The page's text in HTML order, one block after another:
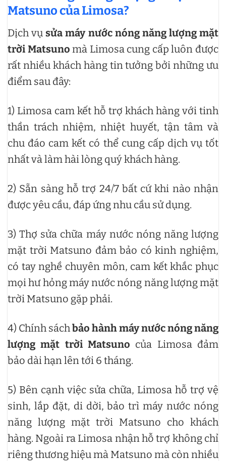
Matsuno của Limosa?
Dịch vụsửa máy nước nóng năng lượng mặt
trời Matsuno mà Limosa cung cấp luôn được
rất nhiều khách hàng tin tưởng bởi những ưu
điểm sau đây:
1) Limosa cam kết hỗ trợ khách hàng với tinh
thần trách nhiệm, nhiệt huyết, tận tâm và
chu đáo cam kết có thể cung cấp dịch vụ tốt
nhất và làm hài lòng quý khách hàng.
2) Sẵn sàng hỗ trợ 24/7 bất cứ khi nào nhận
được yêu cầu, đáp ứng nhu cầu sử dụng.
3) Thợ sửa chữa máy nước nóng năng lượng
mặt trời Matsuno đảm bảo có kinh nghiệm,
có tay nghề chuyên môn, cam kết khắc phục
mọi hư hỏng máy nước nóng năng lượng mặt
trời Matsuno gặp phải.
4) Chính sách bảo hành máy nước nóng năng
lượng mặt trời Matsuno của Limosa đảm
bảo dài hạn lên tới 6 tháng.
5) Bên cạnh việc sửa chữa, Limosa hỗ trợ vệ
sinh, lắp đặt, di dời, bảo trì máy nước nóng
năng lượng mặt trời Matsuno cho khách
hàng. Ngoài ra Limosa nhận hỗ trợ không chỉ
riêng thương hiệu mà Matsuno mà còn nhiều